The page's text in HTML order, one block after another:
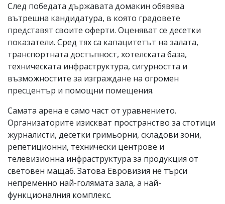
След победата държавата домакин обявява
вътрешна кандидатура, в която градовете
представят своите оферти. Оценяват се десетки
показатели. Сред тях са капацитетът на залата,
транспортната достъпност, хотелската база,
техническата инфраструктура, сигурността и
възможностите за изграждане на огромен
пресцентър и помощни помещения.
Самата арена е само част от уравнението.
Организаторите изискват пространство за стотици
журналисти, десетки гримьорни, складови зони,
репетиционни, технически центрове и
телевизионна инфраструктура за продукция от
световен мащаб. Затова Евровизия не търси
непременно най-голямата зала, а най-
функционалния комплекс.